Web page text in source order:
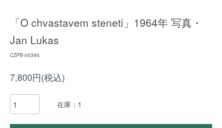
「O chvastavem steneti」1964年 写真・
Jan Lukas
CZPB-00395
7,800円(税込)
在庫：1